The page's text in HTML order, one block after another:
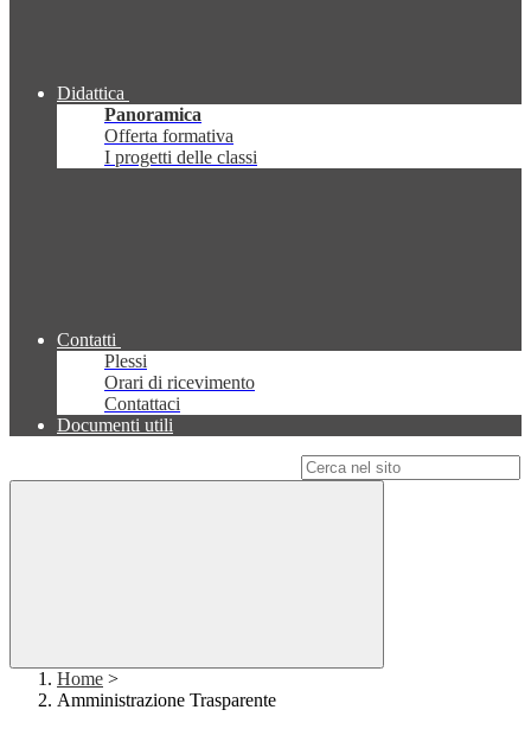
Didattica
Panoramica
Offerta formativa
I progetti delle classi
Contatti
Plessi
Orari di ricevimento
Contattaci
Documenti utili
Home >
Amministrazione Trasparente